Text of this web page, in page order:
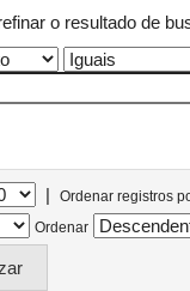
o resultado de
|
Ordenar registros
Ordenar